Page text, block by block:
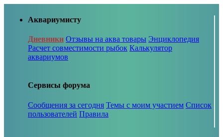
Аквариумисту
Дневники Отзывы на аква товары Энциклопедия
Расчет совместимости рыбок Калькулятор
аквариумов
Сервисы форума
Сообщения за сегодня Темы с моим участием Список
пользователей Правила